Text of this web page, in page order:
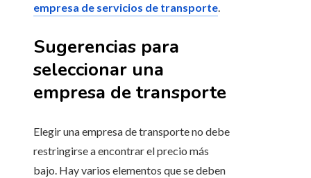
empresa de servicios de transporte.
Sugerencias para
seleccionar una
empresa de transporte
Elegir una empresa de transporte no debe
restringirse a encontrar el precio más
bajo. Hay varios elementos que se deben